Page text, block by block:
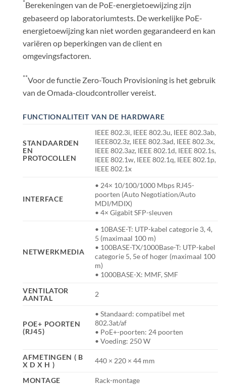
*Berekeningen van de PoE-energietoewijzing zijn
gebaseerd op laboratoriumtests. De werkelijke PoE-
energietoewijzing kan niet worden gegarandeerd en kan
variëren op beperkingen van de client en
omgevingsfactoren.
**Voor de functie Zero-Touch Provisioning is het gebruik
van de Omada-cloudcontroller vereist.
FUNCTIONALITEIT VAN DE HARDWARE
STANDAARDEN
EN
PROTOCOLLEN
IEEE 802.3i, IEEE 802.3u, IEEE 802.3ab,
IEEE802.3z, IEEE 802.3ad, IEEE 802.3x,
IEEE 802.3az, IEEE 802.1d, IEEE 802.1s,
IEEE 802.1w, IEEE 802.1q, IEEE 802.1p,
IEEE 802.1x
INTERFACE
• 24× 10/100/1000 Mbps RJ45-
poorten (Auto Negotiation/Auto
MDI/MDIX)
• 4× Gigabit SFP-sleuven
NETWERKMEDIA
• 10BASE-T: UTP-kabel categorie 3, 4,
5 (maximaal 100 m)
• 100BASE-TX/1000Base-T: UTP-kabel
categorie 5, 5e of hoger (maximaal 100
m)
• 1000BASE-X: MMF, SMF
VENTILATOR
AANTAL
2
POE+ POORTEN
(RJ45)
• Standaard: compatibel met
802.3at/af
• PoE+-poorten: 24 poorten
• Voeding: 250 W
AFMETINGEN ( B
X D X H )
440 × 220 × 44 mm
MONTAGE Rack-montage